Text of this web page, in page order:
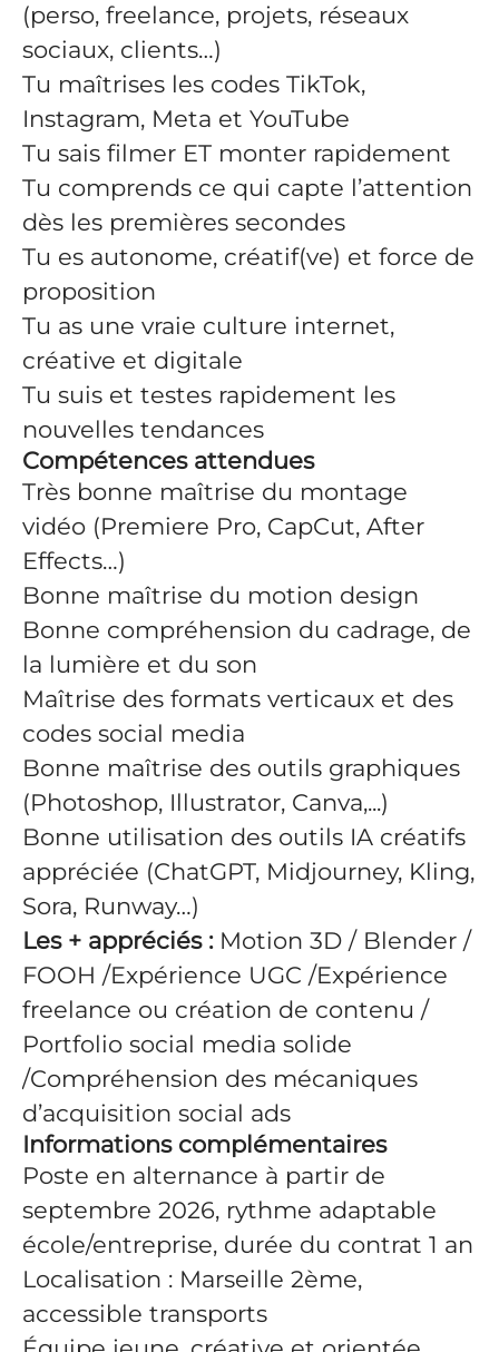
(perso, freelance, projets, réseaux
sociaux, clients…)
Tu maîtrises les codes TikTok,
Instagram, Meta et YouTube
Tu sais filmer ET monter rapidement
Tu comprends ce qui capte l’attention
dès les premières secondes
Tu es autonome, créatif(ve) et force de
proposition
Tu as une vraie culture internet,
créative et digitale
Tu suis et testes rapidement les
nouvelles tendances
Compétences attendues
Très bonne maîtrise du montage
vidéo (Premiere Pro, CapCut, After
Effects…)
Bonne maîtrise du motion design
Bonne compréhension du cadrage, de
la lumière et du son
Maîtrise des formats verticaux et des
codes social media
Bonne maîtrise des outils graphiques
(Photoshop, Illustrator, Canva,...)
Bonne utilisation des outils IA créatifs
appréciée (ChatGPT, Midjourney, Kling,
Sora, Runway…)
Les + appréciés : Motion 3D / Blender /
FOOH /Expérience UGC /Expérience
freelance ou création de contenu /
Portfolio social media solide
/Compréhension des mécaniques
d’acquisition social ads
Informations complémentaires
Poste en alternance à partir de
septembre 2026, rythme adaptable
école/entreprise, durée du contrat 1 an
Localisation : Marseille 2ème,
accessible transports